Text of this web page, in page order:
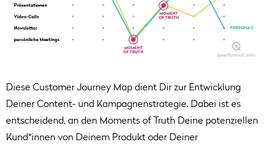
Diese Customer Journey Map dient Dir zur Entwicklung
Deiner Content- und Kampagnenstrategie. Dabei ist es
entscheidend, an den Moments of Truth Deine potenziellen
Kund*innen von Deinem Produkt oder Deiner